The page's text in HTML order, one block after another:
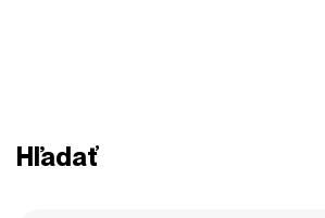
Hľadať